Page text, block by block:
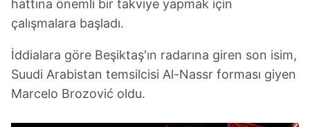
hattına önemli bir takviye yapmak için
çalışmalara başladı.
İddialara göre Beşiktaş'ın radarına giren son isim,
Suudi Arabistan temsilcisi Al-Nassr forması giyen
Marcelo Brozović oldu.